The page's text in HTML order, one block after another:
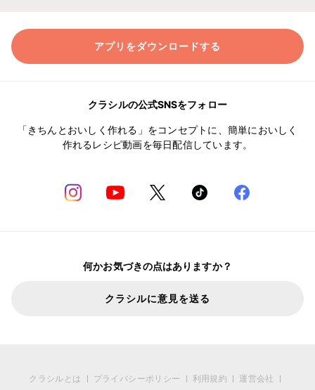
アプリをダウンロードする
クラシルの公式SNSをフォロー
「きちんとおいしく作れる」をコンセプトに、簡単においしく
作れるレシピ動画を毎日配信しています。
何かお気づきの点はありますか？
クラシルに意見を送る
クラシルとは プライバシーポリシー 利用規約
運営会社